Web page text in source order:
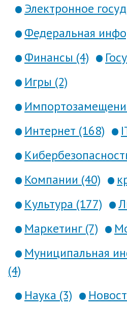
Электронное
Федеральная
Финансы (4)
Игры (2)
Интернет (168)
Компании (40)
Культура (177)
Маркетинг (7)
Муниципальная
(4)
Наука (3)